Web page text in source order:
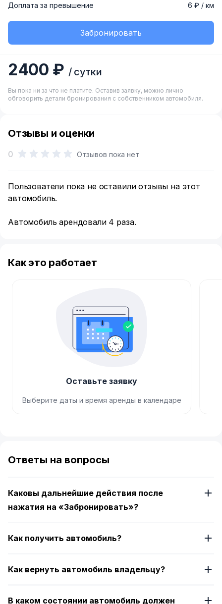
Доплата за превышение 6 ₽ / км
Забронировать
2400 ₽ / сутки
Вы пока ни за что не платите. Оставив заявку, можно лично
обговорить детали бронирования с собственником автомобиля.
Отзывы и оценки
0 Отзывов пока нет
Пользователи пока не оставили отзывы на этот
автомобиль.
Автомобиль арендовали 4 раза.
Как это работает
Оставьте заявку
Выберите даты и время аренды в календаре
of
4
Ответы на вопросы
Каковы дальнейшие действия после
нажатия на «Забронировать»?
Как получить автомобиль?
Как вернуть автомобиль владельцу?
В каком состоянии автомобиль должен